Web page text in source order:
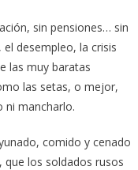
sin pensiones… sin
desempleo, la crisis
las muy baratas
las setas, o mejor,
ni mancharlo.
comido y cenado
que los soldados rusos